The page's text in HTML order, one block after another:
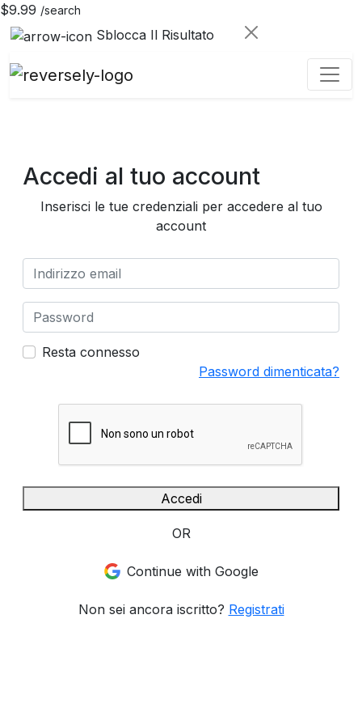
$9.99 /search
Sblocca Il Risultato
Accedi al tuo account
Inserisci le tue credenziali per accedere al tuo
account
Resta connesso
Password dimenticata?
Accedi
OR
Continue with Google
Non sei ancora iscritto? Registrati